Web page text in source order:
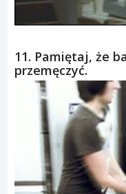
10. Najgorsza